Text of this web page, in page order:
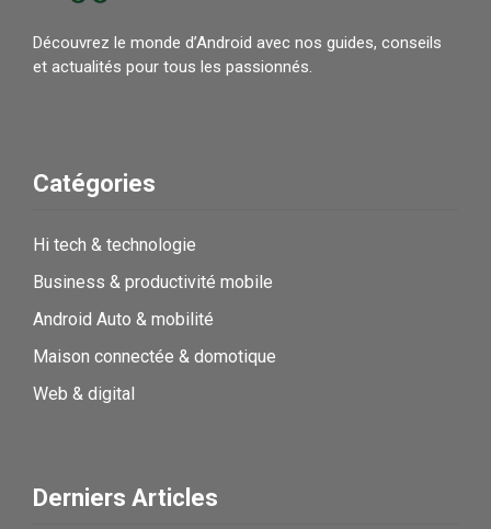
Découvrez le monde d’Android avec nos guides, conseils
et actualités pour tous les passionnés.
Catégories
Hi tech & technologie
Business & productivité mobile
Android Auto & mobilité
Maison connectée & domotique
Web & digital
Derniers Articles